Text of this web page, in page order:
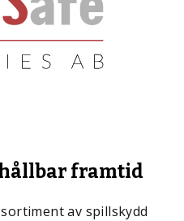
framtid
av spillskydd